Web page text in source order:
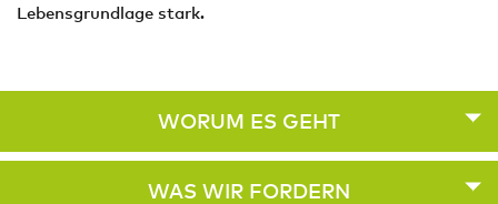
Lebensgrundlage stark.
WORUM ES GEHT
WAS WIR FORDERN